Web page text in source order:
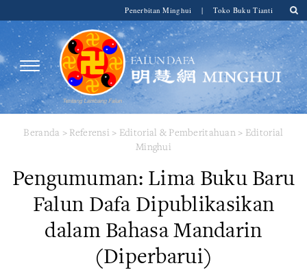
Penerbitan Minghui | Toko Buku Tianti
Beranda > Referensi > Editorial & Pemberitahuan > Editorial
Minghui
Pengumuman: Lima Buku Baru
Falun Dafa Dipublikasikan
dalam Bahasa Mandarin
(Diperbarui)